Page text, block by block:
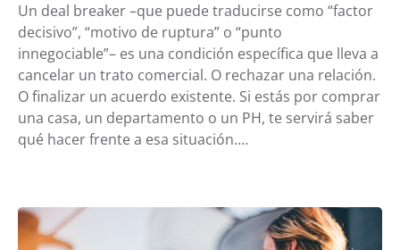
Un deal breaker –que puede traducirse como “factor
decisivo”, “motivo de ruptura” o “punto
innegociable”– es una condición específica que lleva a
cancelar un trato comercial. O rechazar una relación.
O finalizar un acuerdo existente. Si estás por comprar
una casa, un departamento o un PH, te servirá saber
qué hacer frente a esa situación.…